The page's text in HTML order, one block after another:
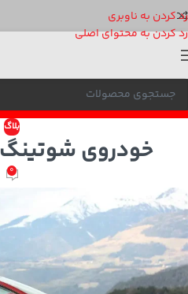
رد کردن به ناوبری
رد کردن به محتوای اصلی
بلاگ
خودروی
0